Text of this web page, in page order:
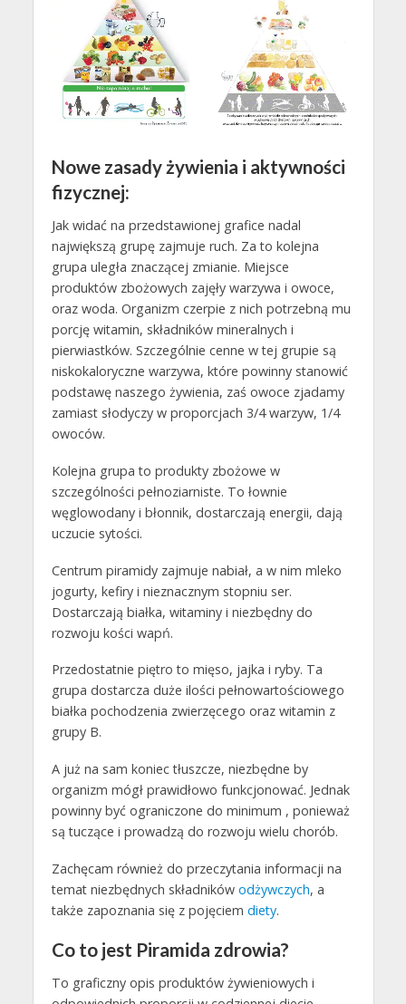
Nowe zasady żywienia i aktywności
fizycznej:
Jak widać na przedstawionej grafice nadal
największą grupę zajmuje ruch. Za to kolejna
grupa uległa znaczącej zmianie. Miejsce
produktów zbożowych zajęły warzywa i owoce,
oraz woda. Organizm czerpie z nich potrzebną mu
porcję witamin, składników mineralnych i
pierwiastków. Szczególnie cenne w tej grupie są
niskokaloryczne warzywa, które powinny stanowić
podstawę naszego żywienia, zaś owoce zjadamy
zamiast słodyczy w proporcjach 3/4 warzyw, 1/4
owoców.
Kolejna grupa to produkty zbożowe w
szczególności pełnoziarniste. To łownie
węglowodany i błonnik, dostarczają energii, dają
uczucie sytości.
Centrum piramidy zajmuje nabiał, a w nim mleko
jogurty, kefiry i nieznacznym stopniu ser.
Dostarczają białka, witaminy i niezbędny do
rozwoju kości wapń.
Przedostatnie piętro to mięso, jajka i ryby. Ta
grupa dostarcza duże ilości pełnowartościowego
białka pochodzenia zwierzęcego oraz witamin z
grupy B.
A już na sam koniec tłuszcze, niezbędne by
organizm mógł prawidłowo funkcjonować. Jednak
powinny być ograniczone do minimum , ponieważ
są tuczące i prowadzą do rozwoju wielu chorób.
Zachęcam również do przeczytania informacji na
temat niezbędnych składników odżywczych, a
także zapoznania się z pojęciem diety.
Co to jest Piramida zdrowia?
To graficzny opis produktów żywieniowych i